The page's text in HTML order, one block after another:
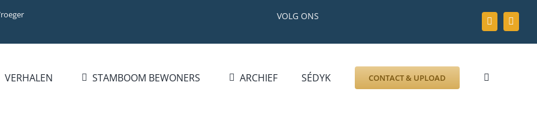
VOLG ONS
VERHALEN STAMBOOM BEWONERS ARCHIEF SÉDYK CONTACT & UPLOAD